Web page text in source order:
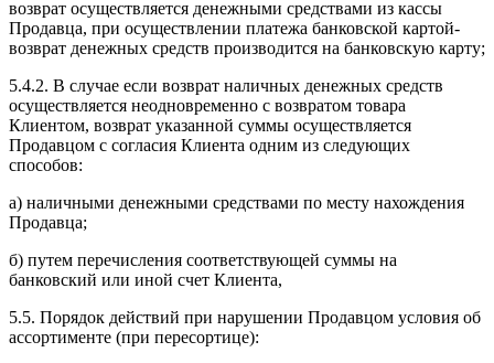
возврат осуществляется денежными средствами из кассы
Продавца, при осуществлении платежа банковской картой-
возврат денежных средств производится на банковскую карту;
5.4.2. В случае если возврат наличных денежных средств
осуществляется неодновременно с возвратом товара
Клиентом, возврат указанной суммы осуществляется
Продавцом с согласия Клиента одним из следующих
способов:
а) наличными денежными средствами по месту нахождения
Продавца;
б) путем перечисления соответствующей суммы на
банковский или иной счет Клиента,
5.5. Порядок действий при нарушении Продавцом условия об
ассортименте (при пересортице):